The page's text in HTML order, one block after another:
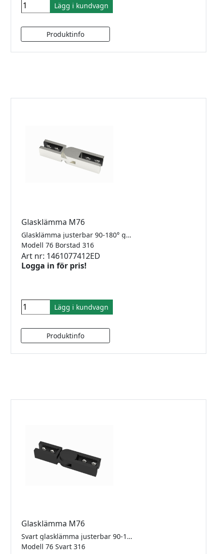
Lägg i kundvagn
Glasklämma M76
Glasklämma justerbar 90-180° glas/glas för 8-12.76mm glas. Rostfritt 316.
Modell 76 Borstad 316
Art nr: 1461077412ED
Logga in för pris!
Lägg i kundvagn
Glasklämma M76
Svart glasklämma justerbar 90-180° glas/glas för 8-12.76mm glas. Rostfritt 316.
Modell 76 Svart 316